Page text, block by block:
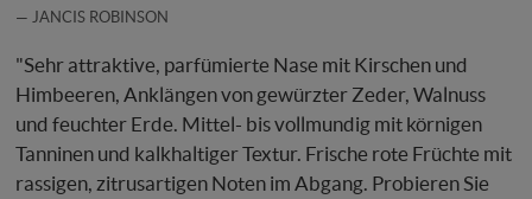
JANCIS ROBINSON
"Sehr attraktive, parfümierte Nase mit Kirschen und
Himbeeren, Anklängen von gewürzter Zeder, Walnuss
und feuchter Erde. Mittel- bis vollmundig mit körnigen
Tanninen und kalkhaltiger Textur. Frische rote Früchte mit
rassigen, zitrusartigen Noten im Abgang. Probieren Sie